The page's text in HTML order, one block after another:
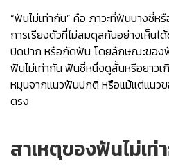
“ฟันไม่เท่ากัน” คือ ภาวะที่ฟันบางซี่ห
การเรียงตัวที่ไม่สมดุลกันอย่างเห็น
ปิดปาก หรือกัดฟัน โดยลักษณะของ
ฟันไม่เท่ากัน ฟันซี่หนึ่งดูสั้นหรือยาวเ
หมุนจากแนวฟันปกติ หรือแม้แต่แนว
ตรง
สาเหตุของฟันไม่เท่